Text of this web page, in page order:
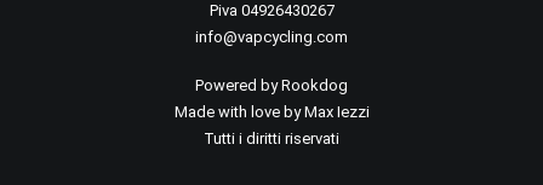
Piva 04926430267
info@vapcycling.com
Powered byRookdog
Made with love by Max Iezzi
Tutti i diritti riservati